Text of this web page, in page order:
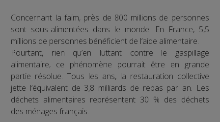
Concernant la faim, près de 800 millions de personnes
sont sous-alimentées dans le monde. En France, 5,5
millions de personnes bénéficient de l’aide alimentaire.
Pourtant, rien qu’en luttant contre le gaspillage
alimentaire, ce phénomène pourrait être en grande
partie résolue. Tous les ans, la restauration collective
jette l’équivalent de 3,8 milliards de repas par an. Les
déchets alimentaires représentent 30 % des déchets
des ménages français.